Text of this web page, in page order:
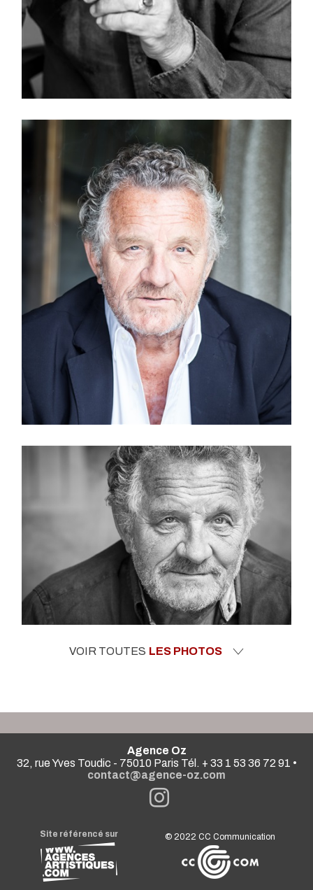
VOIR TOUTES LES PHOTOS
Agence Oz
32, rue Yves Toudic - 75010 Paris Tél. + 33 1 53 36 72 91 •
contact@agence-oz.com
Site référencé sur © 2022CC Communication